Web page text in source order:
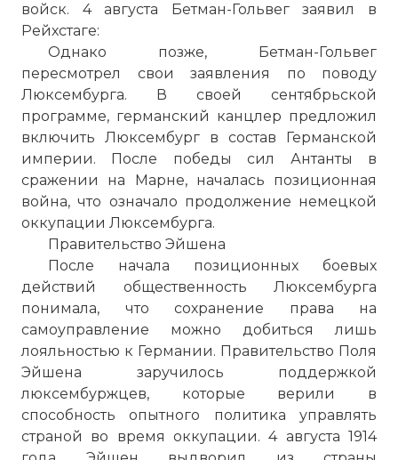
войск. 4 августа Бетман-Гольвег заявил в
Рейхстаге:
Однако позже, Бетман-Гольвег
пересмотрел свои заявления по поводу
Люксембурга. В своей сентябрьской
программе, германский канцлер предложил
включить Люксембург в состав Германской
империи. После победы сил Антанты в
сражении на Марне, началась позиционная
война, что означало продолжение немецкой
оккупации Люксембурга.
Правительство Эйшена
После начала позиционных боевых
действий общественность Люксембурга
понимала, что сохранение права на
самоуправление можно добиться лишь
лояльностью к Германии. Правительство Поля
Эйшена заручилось поддержкой
люксембуржцев, которые верили в
способность опытного политика управлять
страной во время оккупации. 4 августа 1914